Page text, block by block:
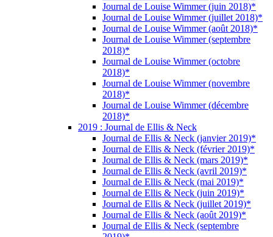
Journal de Louise Wimmer (juin 2018)*
Journal de Louise Wimmer (juillet 2018)*
Journal de Louise Wimmer (août 2018)*
Journal de Louise Wimmer (septembre
2018)*
Journal de Louise Wimmer (octobre
2018)*
Journal de Louise Wimmer (novembre
2018)*
Journal de Louise Wimmer (décembre
2018)*
2019 : Journal de Ellis & Neck
Journal de Ellis & Neck (janvier 2019)*
Journal de Ellis & Neck (février 2019)*
Journal de Ellis & Neck (mars 2019)*
Journal de Ellis & Neck (avril 2019)*
Journal de Ellis & Neck (mai 2019)*
Journal de Ellis & Neck (juin 2019)*
Journal de Ellis & Neck (juillet 2019)*
Journal de Ellis & Neck (août 2019)*
Journal de Ellis & Neck (septembre